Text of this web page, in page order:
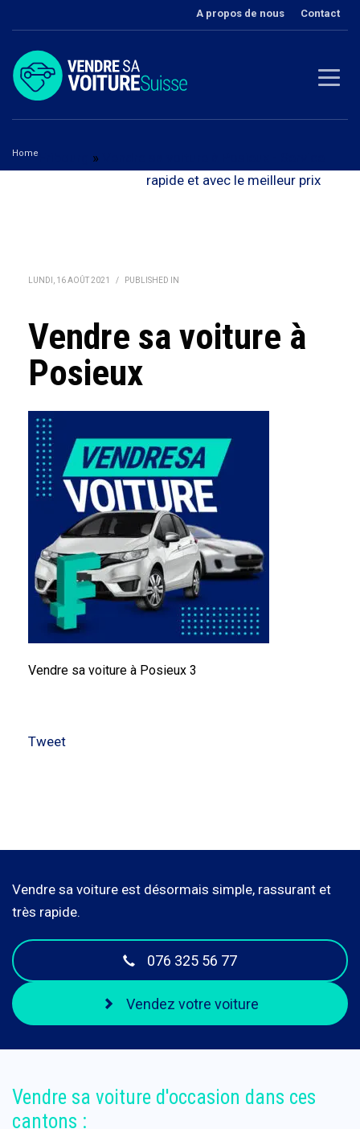
A propos de nous Contact
Home »
rapide et avec le meilleur prix
LUNDI, 16 AOÛT 2021 / PUBLISHED IN
Vendre sa voiture à
Posieux
Vendre sa voiture à Posieux 3
Tweet
Vendre sa voiture est désormais simple, rassurant et
très rapide.
076 325 56 77
Vendez votre voiture
Vendre sa voiture d'occasion dans ces
cantons :